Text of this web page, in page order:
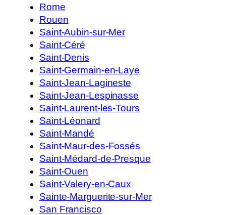
Rome
Rouen
Saint-Aubin-sur-Mer
Saint-Céré
Saint-Denis
Saint-Germain-en-Laye
Saint-Jean-Lagineste
Saint-Jean-Lespinasse
Saint-Laurent-les-Tours
Saint-Léonard
Saint-Mandé
Saint-Maur-des-Fossés
Saint-Médard-de-Presque
Saint-Ouen
Saint-Valery-en-Caux
Sainte-Marguerite-sur-Mer
San Francisco